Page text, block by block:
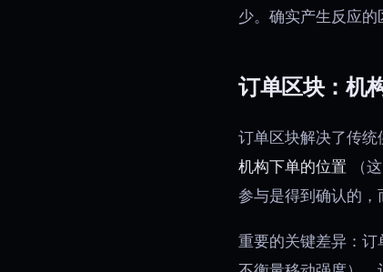
少。确实产生反应的
订单区块：机
订单区块解决了传
机构下单的位置 （
参与是得到确认的，
重要的关键差异：